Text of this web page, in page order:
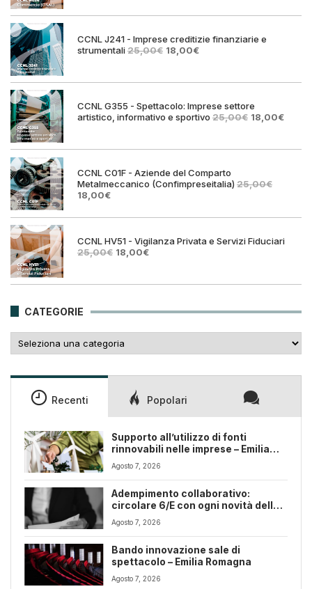
era:
è:
CCNL J241 - Imprese creditizie finanziarie e
strumentali25,00€ Il
era:
18,00€Il
è:
CCNL G355 - Spettacolo: Imprese settore
artistico, informativo e sportivo 25,00€ Il
era:
18,00€Il
è:
CCNL C01F - Aziende del Comparto
Metalmeccanico (Confimpreseitalia) 25,00€
Il
originale
25,00€.
18,00€Il
attuale
18,00€.
CCNL HV51 - Vigilanza Privata e Servizi Fiduciari
25,00€ Il
era:
18,00€Il
è:
CATEGORIE
Recenti Popolari
Supporto all’utilizzo di fonti
rinnovabili nelle imprese – Emilia
Romagna
Agosto 7, 2026
Adempimento collaborativo:
circolare 6/E con ogni novità della
riforma fiscale
Agosto 7, 2026
Bando innovazione sale di
spettacolo – Emilia Romagna
Agosto 7, 2026